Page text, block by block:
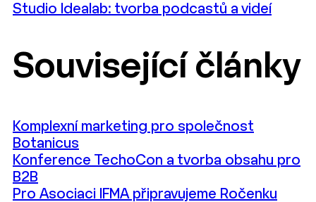
Studio Idealab: tvorba podcastů a videí
Související články
Komplexní marketing pro společnost
Botanicus
Konference TechoCon a tvorba obsahu pro
B2B
Pro Asociaci IFMA připravujeme Ročenku